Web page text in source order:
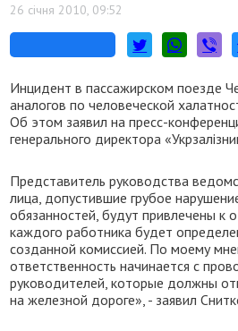
26 січня 2010, 09:52
Инцидент в пассажирском поезде
аналогов по человеческой
Об этом заявил на пресс-
генерального директора
Представитель руководства
лица, допустившие грубое
обязанностей, будут привлечены к
каждого работника будет
созданной комиссией. По моему
ответственность начинается с
руководителей, которые должны
на железной дороге», - заявил